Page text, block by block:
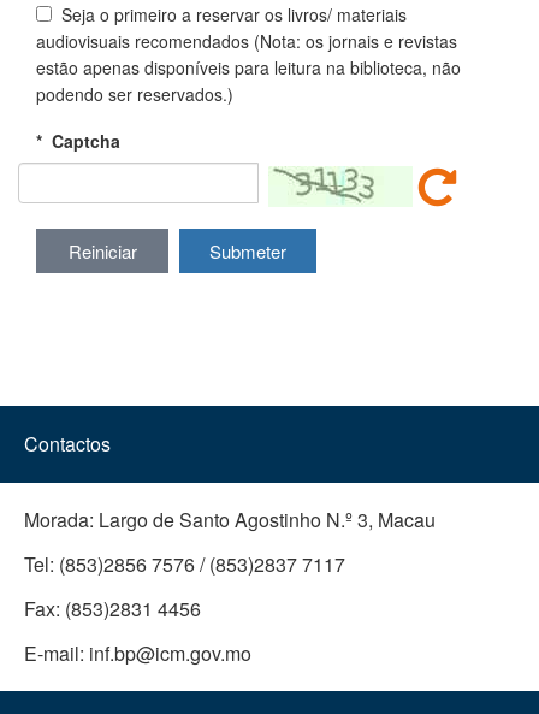
Seja o primeiro a reservar os livros/ materiais
audiovisuais recomendados (Nota: os jornais e revistas
estão apenas disponíveis para leitura na biblioteca, não
podendo ser reservados.)
* Captcha
Reiniciar Submeter
Contactos
Morada: Largo de Santo Agostinho N.º 3, Macau
Tel: (853)2856 7576 / (853)2837 7117
Fax: (853)2831 4456
E-mail: inf.bp@icm.gov.mo